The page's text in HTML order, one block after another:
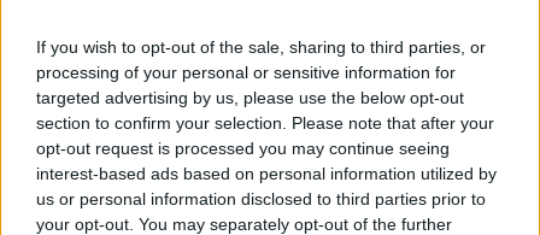
If you wish to opt-out of the sale, sharing to third parties, or
processing of your personal or sensitive information for
targeted advertising by us, please use the below opt-out
section to confirm your selection. Please note that after your
opt-out request is processed you may continue seeing
interest-based ads based on personal information utilized by
us or personal information disclosed to third parties prior to
your opt-out. You may separately opt-out of the further
és szolgáltatásokra.
A jubileumi évben sok újdonsággal készülünk vendégeink
számára, így érdemes nézni a folyamatosan frissülő
legendak.comweboldalt.